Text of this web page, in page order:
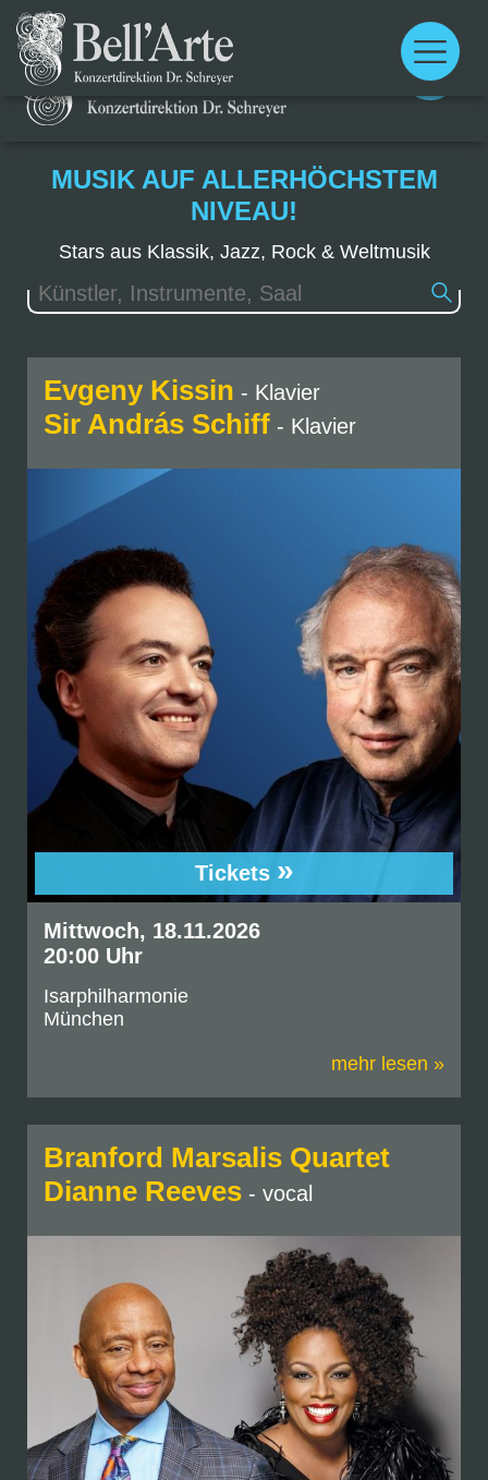
Main
menu
Main
menu
MUSIK AUF ALLERHÖCHSTEM
NIVEAU!
Stars aus Klassik, Jazz, Rock & Weltmusik
Evgeny Kissin - Klavier
Sir András Schiff - Klavier
Tickets »
Mittwoch, 18.11.2026
20:00 Uhr
Isarphilharmonie
München
mehr lesen »
Branford Marsalis Quartet
Dianne Reeves - vocal